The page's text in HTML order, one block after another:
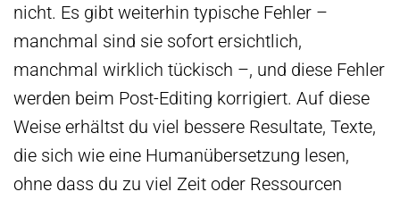
nicht. Es gibt weiterhin typische Fehler –
manchmal sind sie sofort ersichtlich,
manchmal wirklich tückisch –, und diese Fehler
werden beim Post-Editing korrigiert. Auf diese
Weise erhältst du viel bessere Resultate, Texte,
die sich wie eine Humanübersetzung lesen,
ohne dass du zu viel Zeit oder Ressourcen